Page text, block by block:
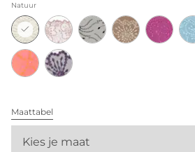
Natuur
Maattabel
Kies je maat